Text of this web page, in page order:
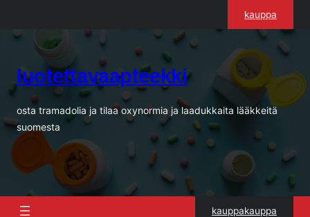
kauppa
luotettavaapteekki
osta tramadolia ja tilaa oxynormia ja laadukkaita lääkkeitä
suomesta
kauppakauppa